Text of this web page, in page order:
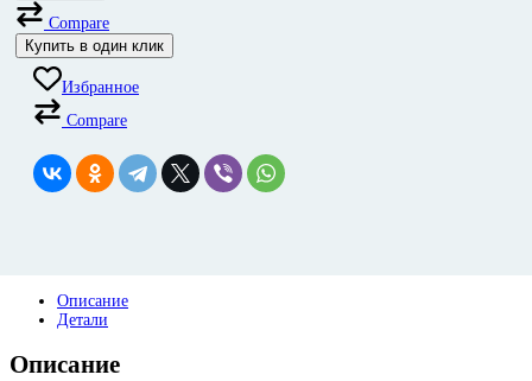
Compare
Купить в один клик
Избранное
Compare
Описание
Детали
Описание